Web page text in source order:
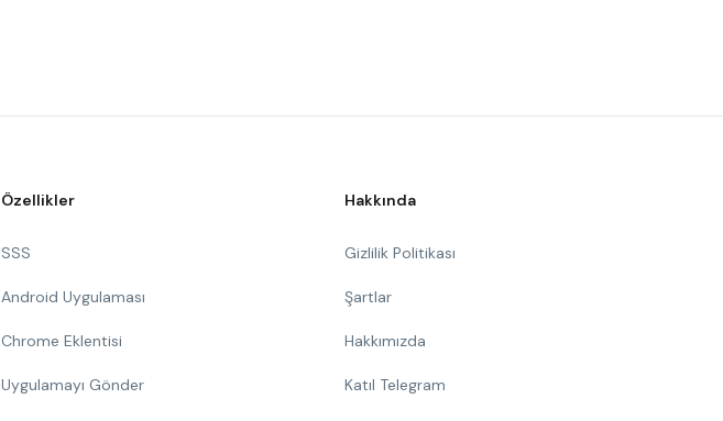
Özellikler
SSS
Android Uygulaması
Chrome Eklentisi
Uygulamayı Gönder
Hakkında
Gizlilik Politikası
Şartlar
Hakkımızda
Katıl Telegram